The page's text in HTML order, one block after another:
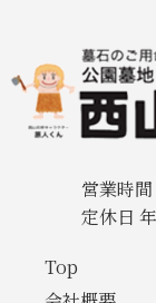
営業時
定休日
Top